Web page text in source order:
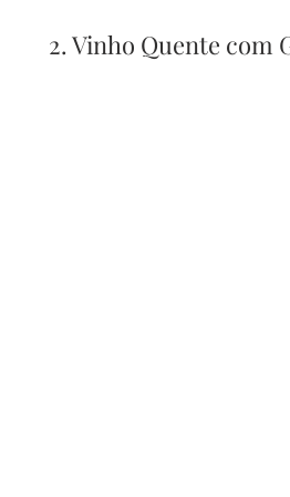
2. Vinho Quente com